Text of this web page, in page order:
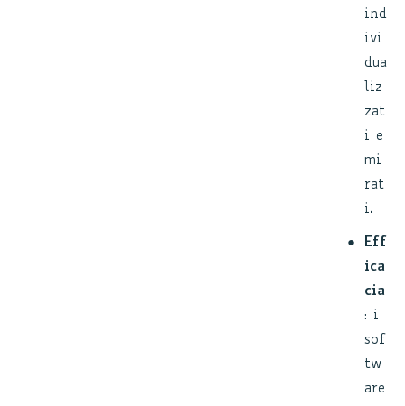
ind
ivi
dua
liz
zat
i e
mi
rat
i.
Eff
ica
cia
: i
sof
tw
are